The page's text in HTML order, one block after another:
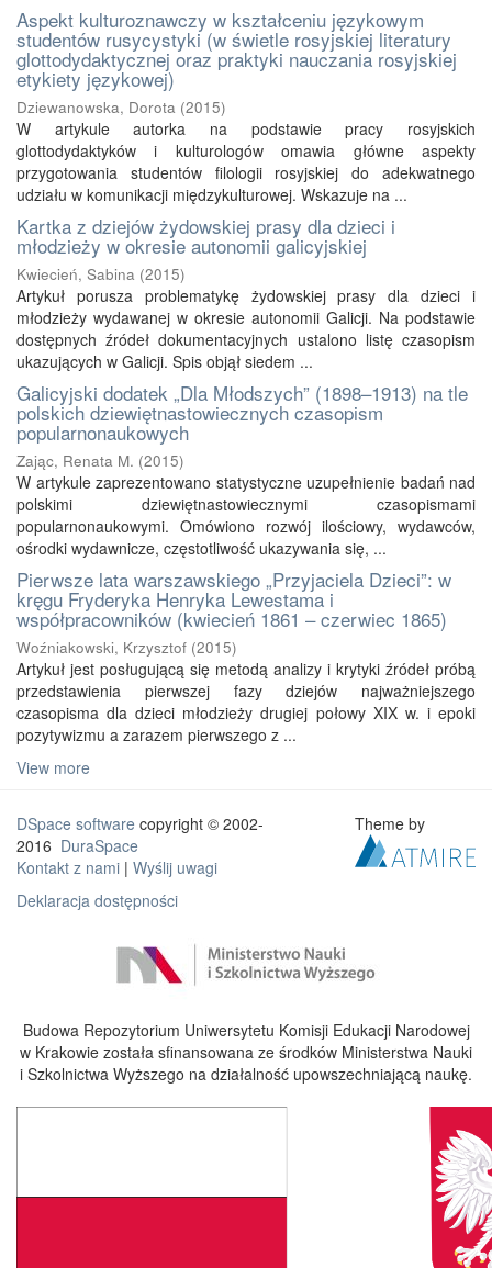
Aspekt kulturoznawczy w kształceniu językowym
studentów rusycystyki (w świetle rosyjskiej literatury
glottodydaktycznej oraz praktyki nauczania rosyjskiej
etykiety językowej)
Dziewanowska, Dorota (2015)
W artykule autorka na podstawie pracy rosyjskich
glottodydaktyków i kulturologów omawia główne aspekty
przygotowania studentów filologii rosyjskiej do adekwatnego
udziału w komunikacji międzykulturowej. Wskazuje na ...
Kartka z dziejów żydowskiej prasy dla dzieci i
młodzieży w okresie autonomii galicyjskiej
Kwiecień, Sabina (2015)
Artykuł porusza problematykę żydowskiej prasy dla dzieci i
młodzieży wydawanej w okresie autonomii Galicji. Na podstawie
dostępnych źródeł dokumentacyjnych ustalono listę czasopism
ukazujących w Galicji. Spis objął siedem ...
Galicyjski dodatek „Dla Młodszych” (1898–1913) na tle
polskich dziewiętnastowiecznych czasopism
popularnonaukowych
Zając, Renata M. (2015)
W artykule zaprezentowano statystyczne uzupełnienie badań nad
polskimi dziewiętnastowiecznymi czasopismami
popularnonaukowymi. Omówiono rozwój ilościowy, wydawców,
ośrodki wydawnicze, częstotliwość ukazywania się, ...
Pierwsze lata warszawskiego „Przyjaciela Dzieci”: w
kręgu Fryderyka Henryka Lewestama i
współpracowników (kwiecień 1861 – czerwiec 1865)
Woźniakowski, Krzysztof (2015)
Artykuł jest posługującą się metodą analizy i krytyki źródeł próbą
przedstawienia pierwszej fazy dziejów najważniejszego
czasopisma dla dzieci młodzieży drugiej połowy XIX w. i epoki
pozytywizmu a zarazem pierwszego z ...
View more
DSpace software copyright © 2002-
2016 DuraSpace
Kontakt z nami | Wyślij uwagi
Deklaracja dostępności
Theme by
Budowa Repozytorium Uniwersytetu Komisji Edukacji Narodowej
w Krakowie została sfinansowana ze środków Ministerstwa Nauki
i Szkolnictwa Wyższego na działalność upowszechniającą naukę.